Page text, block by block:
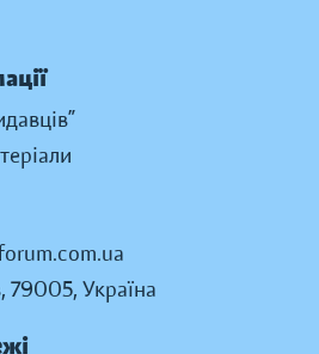
79005, Україна